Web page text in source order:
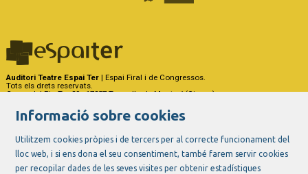
Auditori Teatre Espai Ter | Espai Firal i de Congressos.
Tots els drets reservats.
Carrer del Riu Ter, 29 - 17257 Torroella de Montgrí (Girona)
Link a instagram
Link a youtube
Link a twitter
Link a facebook
Informació sobre cookies
Utilitzem cookies pròpies i de tercers per al correcte funcionament del
lloc web, i si ens dona el seu consentiment, també farem servir cookies
per recopilar dades de les seves visites per obtenir estadístiques